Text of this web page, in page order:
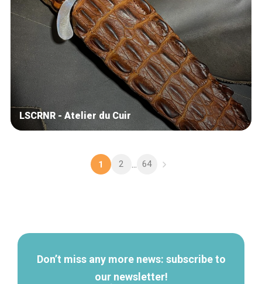
LSCRNR - Atelier du Cuir
1 2 ... 64
Don’t miss any more news: subscribe to
our newsletter!